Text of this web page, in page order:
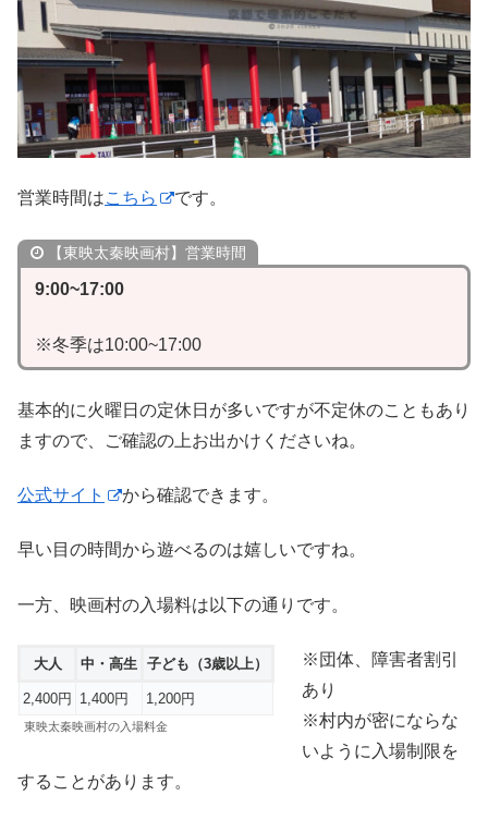
営業時間はこちら です。
【東映太秦映画村】営業時間
9:00~17:00
※冬季は10:00~17:00
基本的に火曜日の定休日が多いですが不定休のこともあり
ますので、ご確認の上お出かけくださいね。
公式サイト から確認できます。
早い目の時間から遊べるのは嬉しいですね。
一方、映画村の入場料は以下の通りです。
大人 中・高生 子ども（3歳以上）
2,400円 1,400円 1,200円
東映太秦映画村の入場料金
※団体、障害者割引
あり
※村内が密にならな
いように入場制限を
することがあります。